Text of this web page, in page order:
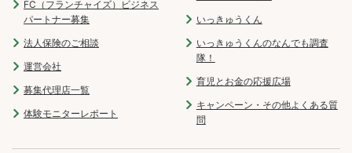
FC（フランチャイズ）ビジネス
パートナー募集
法人保険のご相談
運営会社
募集代理店一覧
体験モニターレポート
いっきゅうくん
いっきゅうくんのなんでも調査
隊！
育児とお金の応援広場
キャンペーン・その他よくある質
問